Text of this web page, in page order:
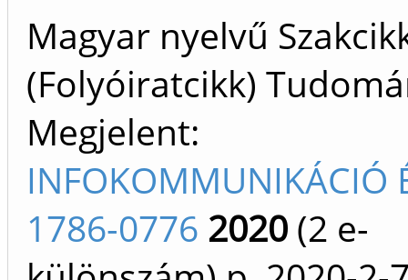
Magyar nyelvű
(Folyóiratcikk)
Megjelent:
INFOKOMMUNIKÁCIÓ
1786-0776 2020 (2 e-